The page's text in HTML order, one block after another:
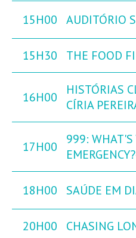
15H00 AUDITÓRIO
15H30 THE FOOD
16H00
HISTÓRIAS
CÍRIA
17H00
999: WHAT'S
18H00 SAÚDE EM
20H00 CHASING